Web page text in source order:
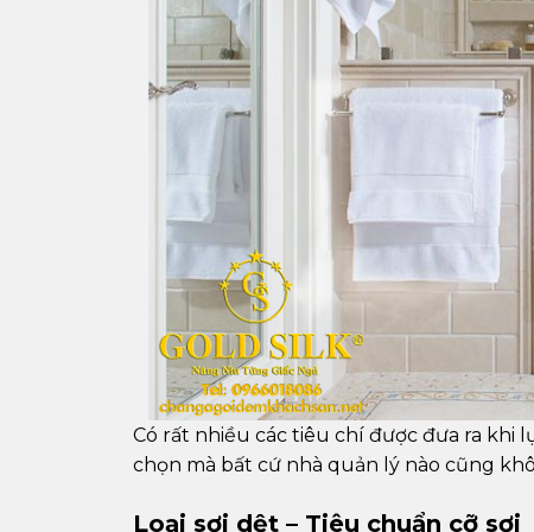
Có rất nhiều các tiêu chí được đưa ra khi
chọn mà bất cứ nhà quản lý nào cũng
Loại sợi dệt – Tiêu chuẩn cỡ sợi